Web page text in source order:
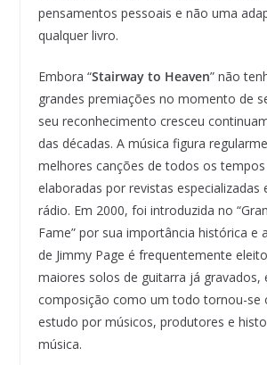
pensamentos pessoais e não uma
qualquer livro.
Embora “Stairway to Heaven” não
grandes premiações no momento de
seu reconhecimento cresceu
das décadas. A música figura
melhores canções de todos os
elaboradas por revistas especializadas
rádio. Em 2000, foi introduzida no
Fame” por sua importância histórica e
de Jimmy Page é frequentemente
maiores solos de guitarra já gravados,
composição como um todo tornou-se
estudo por músicos, produtores e
música.